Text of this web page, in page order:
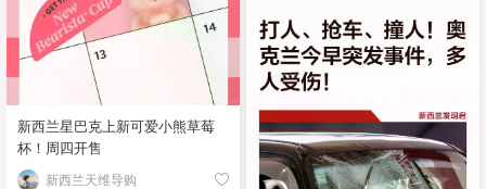
新西兰星巴克上新可爱小熊草莓
杯！周四开售
新西兰天维导购